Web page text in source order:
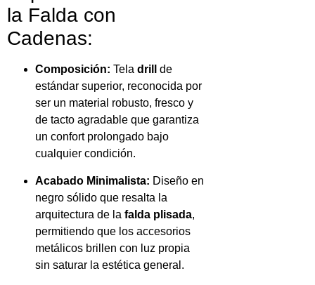
la Falda con
Cadenas:
Composición: Tela drill
de
estándar superior, reconocida por
ser un material robusto, fresco y
de tacto agradable que garantiza
un confort prolongado bajo
cualquier condición.
Acabado Minimalista: Diseño en
negro sólido que resalta la
arquitectura de la falda plisada,
permitiendo que los accesorios
metálicos brillen con luz propia
sin saturar la estética general.